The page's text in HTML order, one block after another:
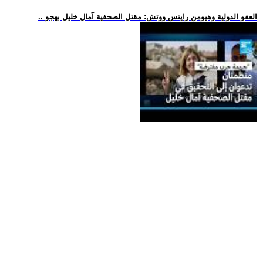
.. العفو الدولية وهيومن رايتس ووتش: مقتل الصحفية آمال خليل بهجو